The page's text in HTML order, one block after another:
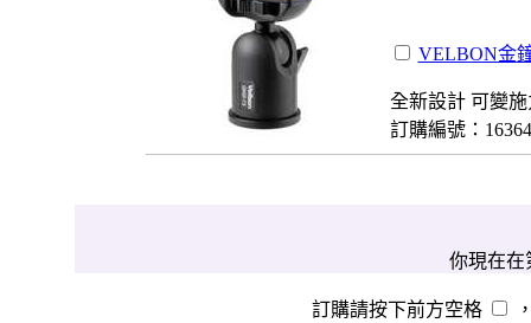
VELBON金
全新設計 可變
訂購編號：
你現在在
訂購請按下前方空格